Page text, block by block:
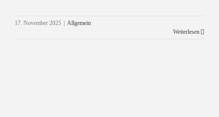
Verkaufstag am 12.12.2025
17. November 2025
Allgemein
Weiterlesen